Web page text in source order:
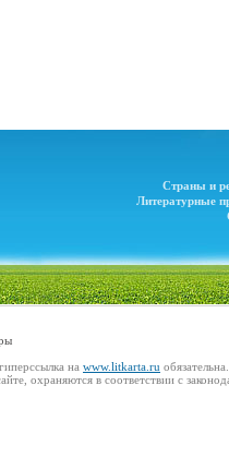
Страны и
Литературные
на www.litkarta.ru обязательна.
охраняются в соответствии с